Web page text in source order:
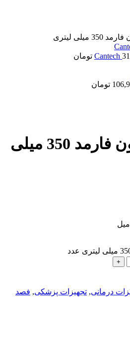
لیتری
تومان
تومان
کیسه فصد خون فارمد 350 میلی
درمانی, تجهیزات پزشکی, فصد